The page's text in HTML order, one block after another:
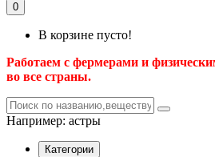
0
В корзине пусто!
Работаем с фермерами и
во все страны.
Например: астры
Категории